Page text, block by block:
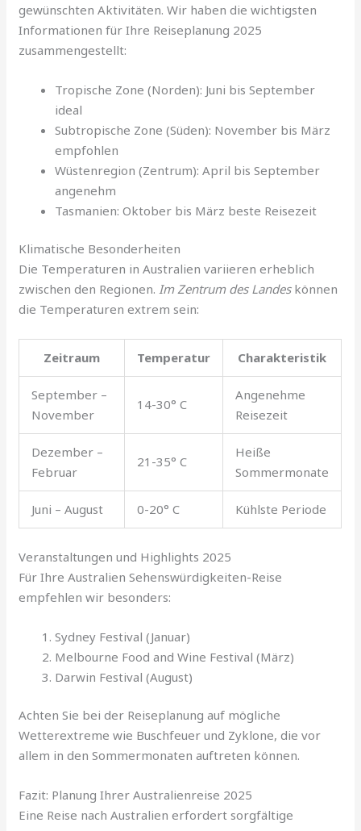
gewünschten Aktivitäten. Wir haben die wichtigsten
Informationen für Ihre Reiseplanung 2025
zusammengestellt:
Tropische Zone (Norden): Juni bis September
ideal
Subtropische Zone (Süden): November bis März
empfohlen
Wüstenregion (Zentrum): April bis September
angenehm
Tasmanien: Oktober bis März beste Reisezeit
Klimatische Besonderheiten
Die Temperaturen in Australien variieren erheblich
zwischen den Regionen.Im Zentrum des Landeskönnen
die Temperaturen extrem sein:
Zeitraum Temperatur Charakteristik
September –
November
14-30° C
Angenehme
Reisezeit
Dezember –
Februar
21-35° C
Heiße
Sommermonate
Juni – August 0-20° C Kühlste Periode
Veranstaltungen und Highlights 2025
Für Ihre Australien Sehenswürdigkeiten-Reise
empfehlen wir besonders:
Sydney Festival (Januar)
Melbourne Food and Wine Festival (März)
Darwin Festival (August)
Achten Sie bei der Reiseplanung auf mögliche
Wetterextreme wie Buschfeuer und Zyklone, die vor
allem in den Sommermonaten auftreten können.
Fazit: Planung Ihrer Australienreise 2025
Eine Reise nach Australien erfordert sorgfältige